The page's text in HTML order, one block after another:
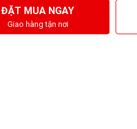
ĐẶT MUA NGAY
Giao hàng tận nơi